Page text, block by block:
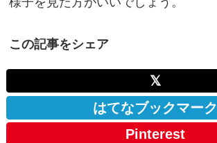
この記事をシェア
𝕏
はてなブックマーク
Pinterest